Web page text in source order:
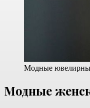
Модные
Модные